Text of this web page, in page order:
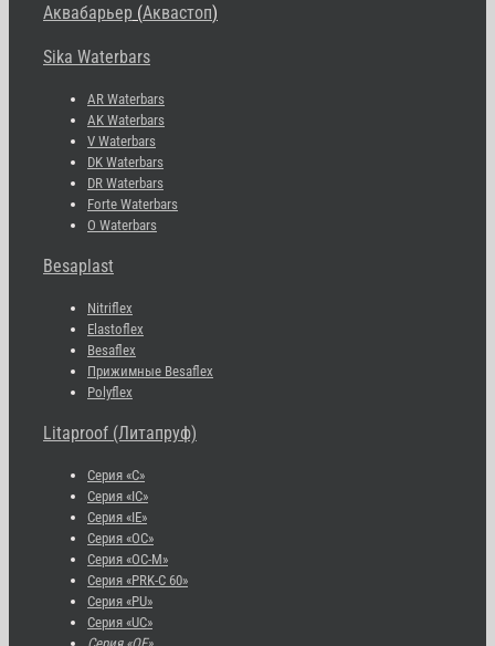
Аквабарьер (Аквастоп)
Sika Waterbars
AR Waterbars
AK Waterbars
V Waterbars
DK Waterbars
DR Waterbars
Forte Waterbars
O Waterbars
Besaplast
Nitriflex
Elastoflex
Besaflex
Прижимные Besaflex
Polyflex
Litaproof (Литапруф)
Серия «С»
Серия «IC»
Серия «IE»
Серия «OC»
Серия «OC-M»
Серия «PRK-C 60»
Серия «PU»
Серия «UC»